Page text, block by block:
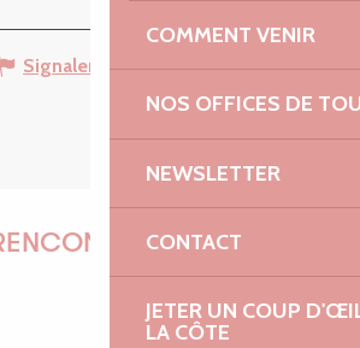
COMMENT VENIR
NOS OFFICES DE
NEWSLETTER
CONTACT
JETER UN COUP
LA CÔTE
Signaler une erreur
!